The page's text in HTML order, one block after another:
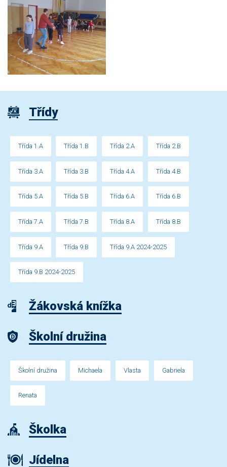
Třídy
Třída 1.A Třída 1.B Třída 2.A Třída 2.B
Třída 3.A Třída 3.B Třída 4.A Třída 4.B
Třída 5.A Třída 5.B Třída 6.A Třída 6.B
Třída 7.A Třída 7.B Třída 8.A Třída 8.B
Třída 9.A Třída 9.B Třída 9.A 2024-2025
Třída 9.B 2024-2025
Žákovská knížka
Školní družina
Školní družina Michaela Vlasta Gabriela
Renata
Školka
Jídelna